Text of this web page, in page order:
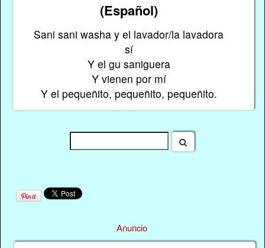
(Español)
Sani sani washa y el lavador/la lavadora
sí
Y el gu saniguera
Y vienen por mí
Y el pequeñito, pequeñito, pequeñito.
Anuncio